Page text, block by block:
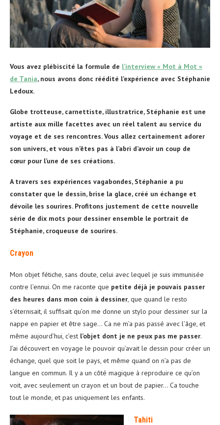
Vous avez plébiscité la formule de l’interview « Mot à Mot »
de Tania, nous avons donc réédité l’expérience avec Stéphanie
Ledoux.
Globe trotteuse, carnettiste, illustratrice, Stéphanie est une
artiste aux mille facettes avec un réel talent au service du
voyage et de ses rencontres.Vous allez certainement adorer
son univers, et vous n’êtes pas à l’abri d’avoir un coup de
cœur pour l’une de ses créations.
A travers ses expériences vagabondes, Stéphanie a pu
constater que le dessin, brise la glace, créé un échange et
dévoile les sourires. Profitons justement de cette nouvelle
série de dix mots pour dessiner ensemble le portrait de
Stéphanie, croqueuse de sourires.
Crayon
Mon objet fétiche, sans doute, celui avec lequel je suis immunisée
contre l’ennui. On me raconte que petite déjà je pouvais passer
des heures dans mon coin à dessiner , que quand le resto
s’éternisait, il suffisait qu’on me donne un stylo pour dessiner sur la
nappe en papier et être sage… Ca ne m’a pas passé avec l’âge, et
même aujourd’hui, c’est l’objet dont je ne peux pas me passer.
J’ai découvert en voyage le pouvoir qu’avait le dessin pour créer un
échange, quel que soit le pays, et même quand on n’a pas de
langue en commun. Il y a un côté magique à reproduire ce qu’on
voit, avec seulement un crayon et un bout de papier… Ca touche
tout le monde, et pas uniquement les enfants.
Tahiti